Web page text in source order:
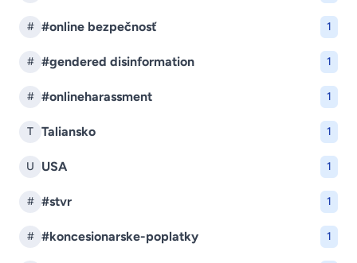
# #online bezpečnosť 1
# #gendered disinformation 1
# #onlineharassment 1
T Taliansko 1
U USA 1
# #stvr 1
# #koncesionarske-poplatky 1